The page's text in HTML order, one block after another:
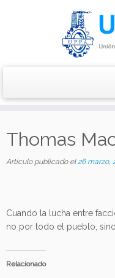
contenido
Thomas
Artículo publicado el26 marzo,
Cuando la lucha entre
no por todo el pueblo,
Relacionado